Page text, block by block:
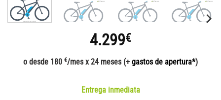
4.299€
o desde 180 €/mes x 24 meses (+ gastos de apertura*)
Entrega inmediata